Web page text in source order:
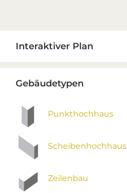
Sidebar
Interaktiver Plan
Gebäudetypen
Punkthochhaus
Scheibenhochhaus
Zeilenbau